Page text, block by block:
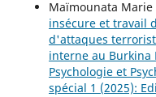
Maïmounata Marie
insécure et travail
d'attaques
interne au Burkina
Psychologie et
spécial 1 (2025):